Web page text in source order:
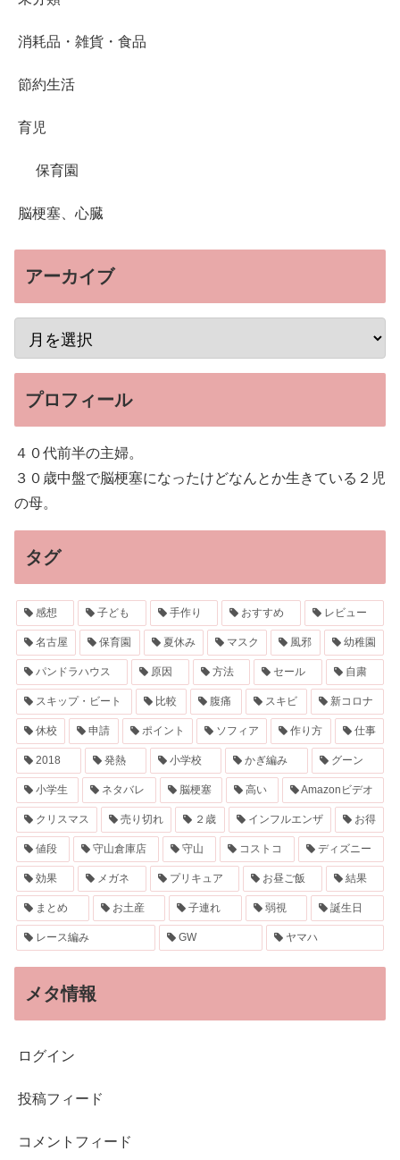
消耗品・雑貨・食品
節約生活
育児
保育園
脳梗塞、心臓
アーカイブ
プロフィール
４０代前半の主婦。
３０歳中盤で脳梗塞になったけどなんとか生きている２児
の母。
タグ
感想 子ども 手作り おすすめ レビュー
名古屋 保育園 夏休み マスク 風邪 幼稚園
パンドラハウス 原因 方法 セール 自粛
スキップ・ビート 比較 腹痛 スキビ 新コロナ
休校 申請 ポイント ソフィア 作り方 仕事
2018 発熱 小学校 かぎ編み グーン
小学生 ネタバレ 脳梗塞 高い Amazonビデオ
クリスマス 売り切れ ２歳 インフルエンザ お得
値段 守山倉庫店 守山 コストコ ディズニー
効果 メガネ プリキュア お昼ご飯 結果
まとめ お土産 子連れ 弱視 誕生日
レース編み GW ヤマハ
メタ情報
ログイン
投稿フィード
コメントフィード